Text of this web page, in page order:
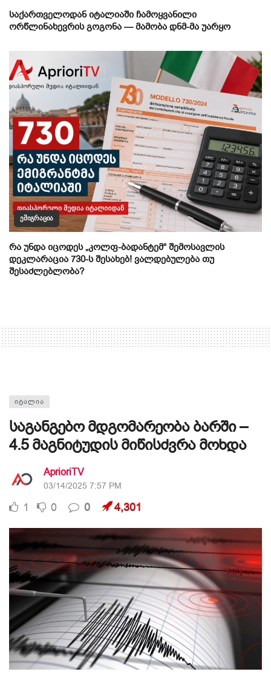
საქართველოდან იტალიაში ჩამოყვანილი
ორწლინახევრის გოგონა — მამობა დნმ-მა უარყო
ᲔᲛᲘᲒᲠᲐᲪᲘᲐ
რა უნდა იცოდეს „კოლფ-ბადანტემ“ შემოსავლის
დეკლარაცია 730-ს შესახებ! ვალდებულება თუ
შესაძლებლობა?
ᲘᲢᲐᲚᲘᲐ
საგანგებო მდგომარეობა ბარში –
4.5 მაგნიტუდის მიწისძვრა მოხდა
AprioriTV
03/14/2025 7:57 PM
1 0 0 4,301